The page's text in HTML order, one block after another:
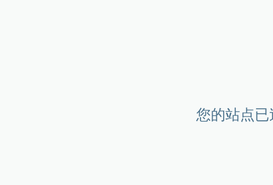
您的站点